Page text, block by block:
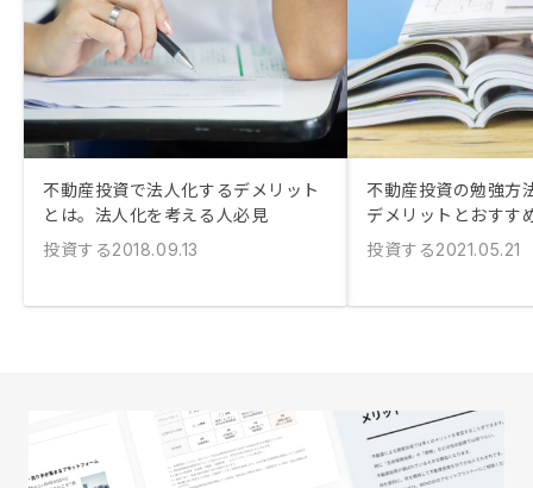
不動産投資で法人化するデメリット
とは。法人化を考える人必見
投資する2018.09.13
不動産投資の勉強方
デメリットとおすす
投資する2021.05.21